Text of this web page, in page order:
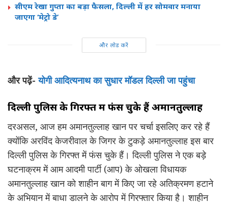
सीएम रेखा गुप्ता का बड़ा फैसला, दिल्ली में हर सोमवार मनाया
जाएगा ‘मेट्रो डे’
और लोड करें
और पढ़ें-योगी आदित्यनाथ का सुधार मॉडल दिल्ली जा पहुंचा
दिल्ली पुलिस के गिरफ्त में फंस चुके हैं अमानतुल्लाह
दरअसल, आज हम अमानतुल्लाह खान पर चर्चा इसलिए कर रहे हैं
क्योंकि अरविंद केजरीवाल के जिगर के टुकड़े अमानतुल्लाह इस बार
दिल्ली पुलिस के गिरफ्त में फंस चुके हैं। दिल्ली पुलिस ने एक बड़े
घटनाक्रम में आम आदमी पार्टी (आप) के ओखला विधायक
अमानतुल्लाह खान को शाहीन बाग में किए जा रहे अतिक्रमण हटाने
के अभियान में बाधा डालने के आरोप में गिरफ्तार किया है। शाहीन